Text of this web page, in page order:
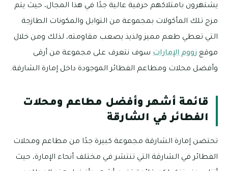
يشتهرون بامتلاكهم حرفية عالية جدًا في هذا المجال، حيث يتم
مزج تلك المأكولات بمجموعة من التوابل والمكونات الطازجة
التي تعطي طعم مميز ولذيذ يصعب مقاومته، لذلك ومن خلال
موقع زووم الإمارات سوف نتعرف على مجموعة من أرقى
وأفضل محلات ومطاعم الفطائر الموجودة داخل إمارة الشارقة.
قائمة أشهر وأفضل مطاعم ومحلات
الفطائر في الشارقة
تحتضن إمارة الشارقة مجموعة كبيرة جدًا من مطاعم ومحلات
الفطائر في الشارقة التي تنتشر في مختلف أنحاء الإمارة، حيث